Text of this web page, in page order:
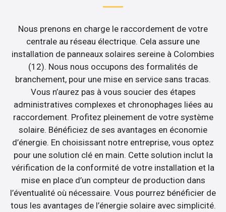
Nous prenons en charge le raccordement de votre
centrale au réseau électrique. Cela assure une
installation de panneaux solaires sereine à Colombies
(12). Nous nous occupons des formalités de
branchement, pour une mise en service sans tracas.
Vous n’aurez pas à vous soucier des étapes
administratives complexes et chronophages liées au
raccordement. Profitez pleinement de votre système
solaire. Bénéficiez de ses avantages en économie
d’énergie. En choisissant notre entreprise, vous optez
pour une solution clé en main. Cette solution inclut la
vérification de la conformité de votre installation et la
mise en place d’un compteur de production dans
l’éventualité où nécessaire. Vous pourrez bénéficier de
tous les avantages de l’énergie solaire avec simplicité.